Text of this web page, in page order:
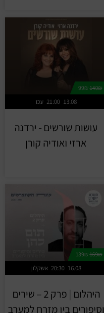
140₪
99₪
עכו 21:00 13.08
עושות שורשים - ירדנה
ארזי ואודיה קורן
169₪
139₪
אשקלון 20:30 16.08
היהלום | פרק 2 – שירים
וסיפורים בין מזרח למערב